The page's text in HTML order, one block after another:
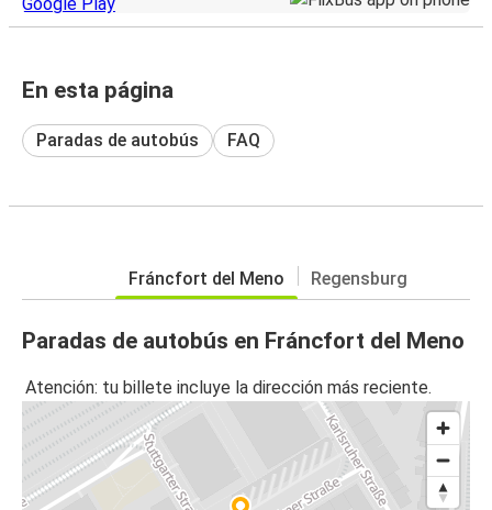
En esta página
Paradas de autobús FAQ
Fráncfort del Meno Regensburg
Paradas de autobús en Fráncfort del Meno
Atención: tu billete incluye la dirección más reciente.